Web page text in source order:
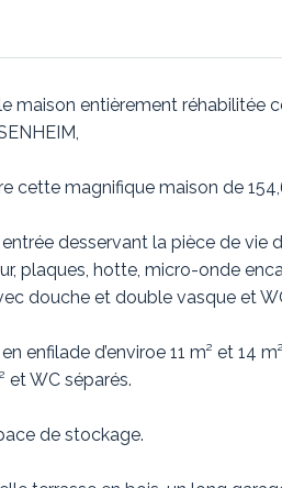
maison entièrement réhabilitée
cette magnifique maison de
desservant la pièce de vie
plaques, hotte, micro-onde
douche et double vasque et
enfilade d’enviroe 11 m² et 14
et WC séparés.
de stockage.